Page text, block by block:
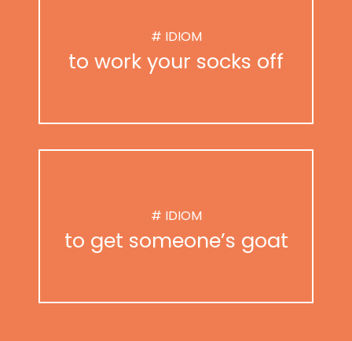
# IDIOM
to work your socks off
# IDIOM
to get someone’s goat